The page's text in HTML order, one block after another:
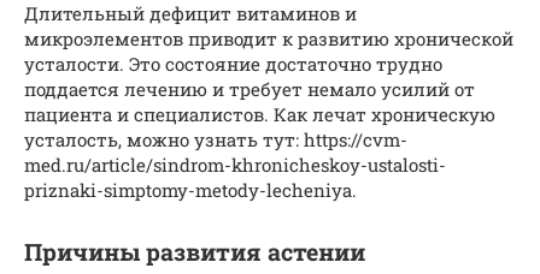
Длительный дефицит витаминов и
микроэлементов приводит к развитию хронической
усталости. Это состояние достаточно трудно
поддается лечению и требует немало усилий от
пациента и специалистов. Как лечат хроническую
усталость, можно узнать тут: https://cvm-
med.ru/article/sindrom-khronicheskoy-ustalosti-
priznaki-simptomy-metody-lecheniya.
Причины развития астении